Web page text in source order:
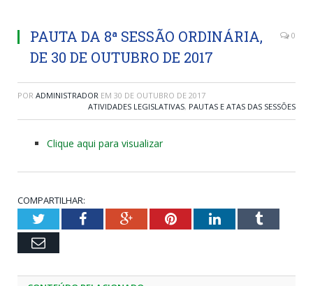
PAUTA DA 8ª SESSÃO ORDINÁRIA,
DE 30 DE OUTUBRO DE 2017
0
POR ADMINISTRADOR EM 30 DE OUTUBRO DE 2017
ATIVIDADES LEGISLATIVAS, PAUTAS E ATAS DAS SESSÕES
Clique aqui para visualizar
COMPARTILHAR:
TwitterFacebookGoogle+PinterestLinkedInTumblr
Email